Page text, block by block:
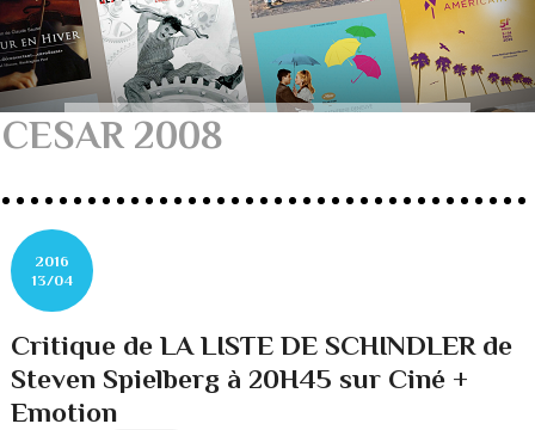
CESAR 2008
2016
13/04
Critique de LA LISTE DE SCHINDLER de
Steven Spielberg à 20H45 sur Ciné +
Emotion